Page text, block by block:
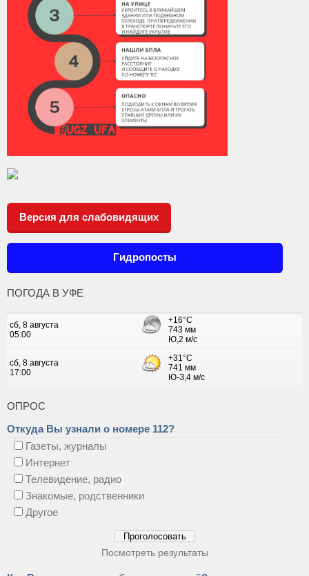
Версия для слабовидящих
Гидропосты
ПОГОДА В УФЕ
ОПРОС
Откуда Вы узнали о номере 112?
Газеты, журналы
Интернет
Телевидение, радио
Знакомые, родственники
Другое
Посмотреть результаты